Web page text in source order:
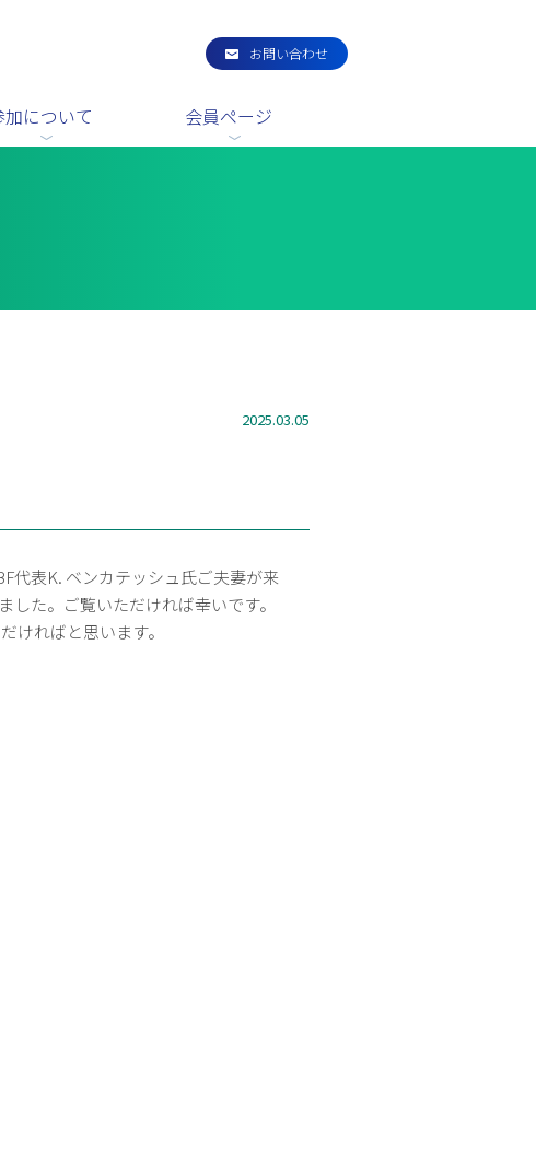
お問い合わせ
加について 会員ページ
2025.03.05
代表K. ベンカテッシュ氏ご夫妻が来
た。ご覧いただければ幸いです。
ければと思います。